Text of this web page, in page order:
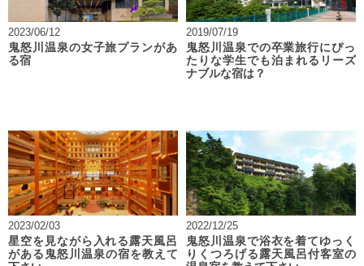
2023/06/12
鬼怒川温泉の女子旅プランがあ
る宿
2019/07/19
鬼怒川温泉での卒業旅行にぴっ
たりな学生でも泊まれるリーズ
ナブルな宿は？
2023/02/03
星空を見ながら入れる露天風呂
がある鬼怒川温泉の宿を教えて
2022/12/25
鬼怒川温泉で浴衣を着てゆっく
りくつろげる露天風呂付客室の